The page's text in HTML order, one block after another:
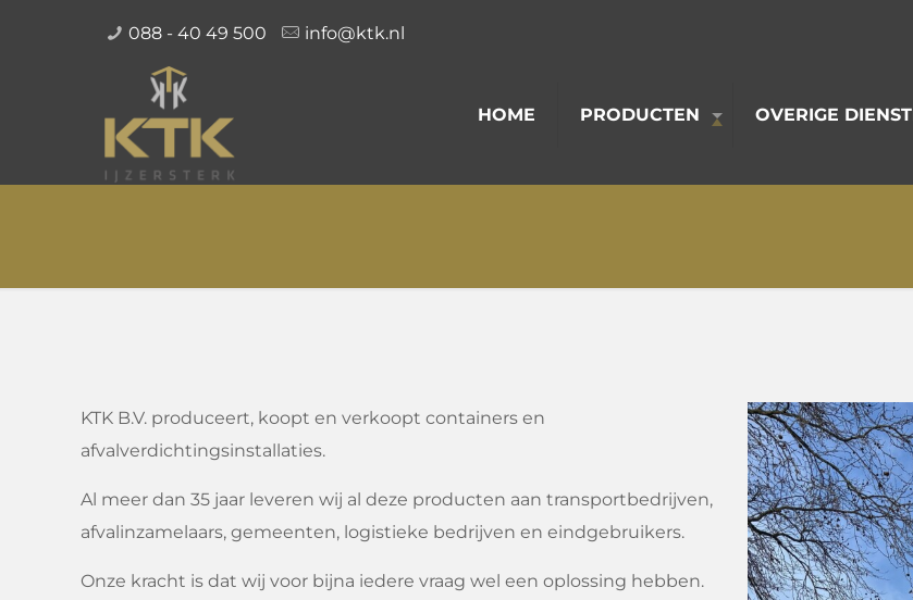
088 - 40 49 500 info@ktk.nl
HOME PRODUCTEN OVERIGE
KTK B.V. produceert, koopt en verkoopt containers en
afvalverdichtingsinstallaties.
Al meer dan 35 jaar leveren wij al deze producten aan transportbedrijven,
afvalinzamelaars, gemeenten, logistieke bedrijven en eindgebruikers.
Onze kracht is dat wij voor bijna iedere vraag wel een oplossing hebben.